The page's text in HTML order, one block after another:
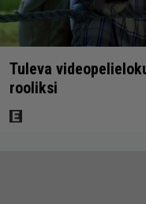
Tuleva
rooliksi